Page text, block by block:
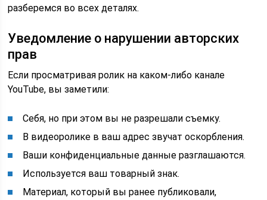
разберемся во всех деталях.
Уведомление о нарушении авторских
прав
Если просматривая ролик на каком-либо канале
YouTube, вы заметили:
Себя, но при этом вы не разрешали съемку.
В видеоролике в ваш адрес звучат оскорбления.
Ваши конфиденциальные данные разглашаются.
Используется ваш товарный знак.
Материал, который вы ранее публиковали,